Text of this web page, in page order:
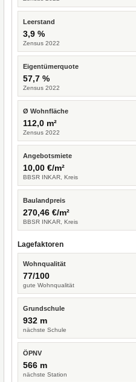
Leerstand
3,9 %
Zensus 2022
Eigentümerquote
57,7 %
Zensus 2022
Ø Wohnfläche
112,0 m²
Zensus 2022
Angebotsmiete
10,00 €/m²
BBSR INKAR, Kreis
Baulandpreis
270,46 €/m²
BBSR INKAR, Kreis
Lagefaktoren
Wohnqualität
77/100
gute Wohnqualität
Grundschule
932 m
nächste Schule
ÖPNV
566 m
nächste Station